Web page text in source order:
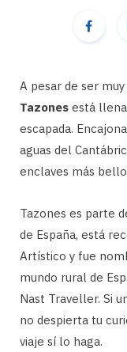
A pesar de ser
Tazones está
escapada.
aguas del
enclaves más
Tazones es parte
de España, está
Artístico y fue
mundo rural de
Nast Traveller. Si
no despierta tu
viaje sí lo haga.